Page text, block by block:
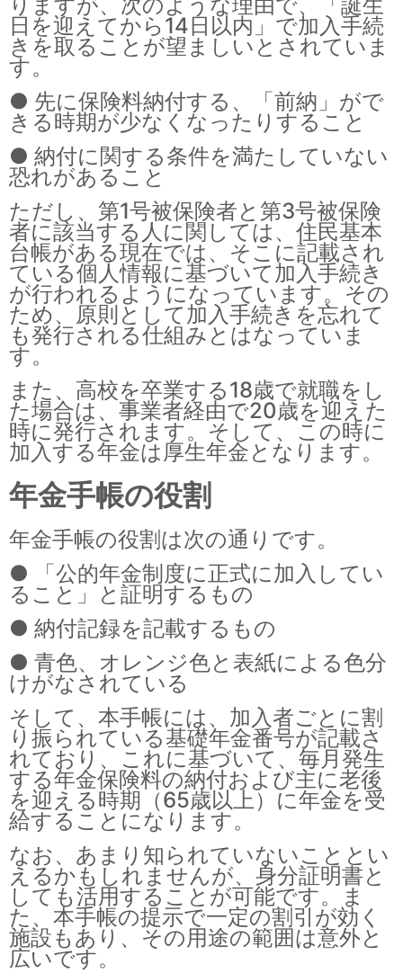
日を迎えてから14日以内」で加入手続
きを取ることが望ましいとされていま
す。
● 先に保険料納付する、「前納」がで
きる時期が少なくなったりすること
● 納付に関する条件を満たしていない
恐れがあること
ただし、第1号被保険者と第3号被保険
者に該当する人に関しては、住民基本
台帳がある現在では、そこに記載され
ている個人情報に基づいて加入手続き
が行われるようになっています。その
ため、原則として加入手続きを忘れて
も発行される仕組みとはなっていま
す。
また、高校を卒業する18歳で就職をし
た場合は、事業者経由で20歳を迎えた
時に発行されます。そして、この時に
加入する年金は厚生年金となります。
年金手帳の役割
年金手帳の役割は次の通りです。
● 「公的年金制度に正式に加入してい
ること」と証明するもの
● 納付記録を記載するもの
● 青色、オレンジ色と表紙による色分
けがなされている
そして、本手帳には、加入者ごとに割
り振られている基礎年金番号が記載さ
れており、これに基づいて、毎月発生
する年金保険料の納付および主に老後
を迎える時期（65歳以上）に年金を受
給することになります。
なお、あまり知られていないこととい
えるかもしれませんが、身分証明書と
しても活用することが可能です。ま
た、本手帳の提示で一定の割引が効く
施設もあり、その用途の範囲は意外と
広いです。